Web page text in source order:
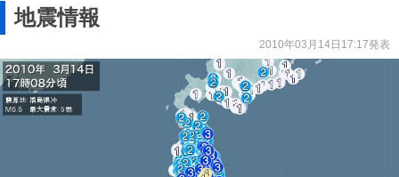
地震情報
2010年03月14日17:17発表